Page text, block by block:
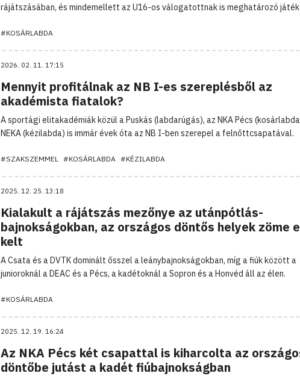
rájátszásában, és mindemellett az U16-os válogatottnak is meghatározó
#KOSÁRLABDA
2026. 02. 11. 17:15
Mennyit profitálnak az NB I-es szereplésből az
akadémista fiatalok?
A sportági elitakadémiák közül a Puskás (labdarúgás), az NKA Pécs
NEKA (kézilabda) is immár évek óta az NB I-ben szerepel a felnőttcsapatával.
#SZAKSZEMMEL #KOSÁRLABDA #KÉZILABDA
2025. 12. 25. 13:18
Kialakult a rájátszás mezőnye az utánpótlás-
bajnokságokban, az országos döntős helyek zöme
kelt
A Csata és a DVTK dominált ősszel a leánybajnokságokban, míg a fiúk között a
junioroknál a DEAC és a Pécs, a kadétoknál a Sopron és a Honvéd áll az élen.
#KOSÁRLABDA
2025. 12. 19. 16:24
Az NKA Pécs két csapattal is kiharcolta az
döntőbe jutást a kadét fiúbajnokságban